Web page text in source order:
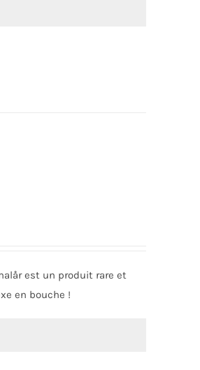
est un produit rare et
en bouche !